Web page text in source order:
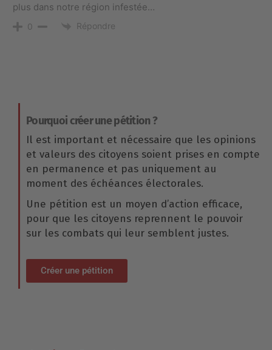
plus dans notre région infestée…
0 Répondre
Pourquoi créer une pétition ?
Il est important et nécessaire que les opinions
et valeurs des citoyens soient prises en compte
en permanence et pas uniquement au
moment des échéances électorales.
Une pétition est un moyen d’action efficace,
pour que les citoyens reprennent le pouvoir
sur les combats qui leur semblent justes.
Créer une pétition